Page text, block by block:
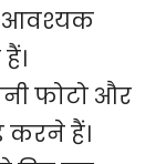
आवश्यक
फोटो और
हैं।